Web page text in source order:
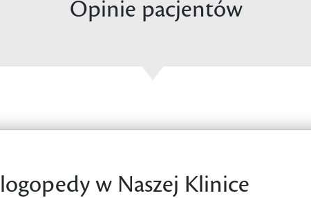
Opinie pacjentów
w Naszej Klinice